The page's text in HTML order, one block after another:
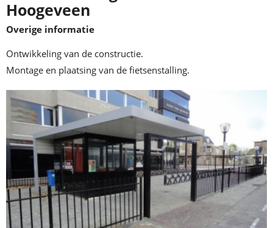
Hoogeveen
Overige informatie
Ontwikkeling van de constructie.
Montage en plaatsing van de fietsenstalling.